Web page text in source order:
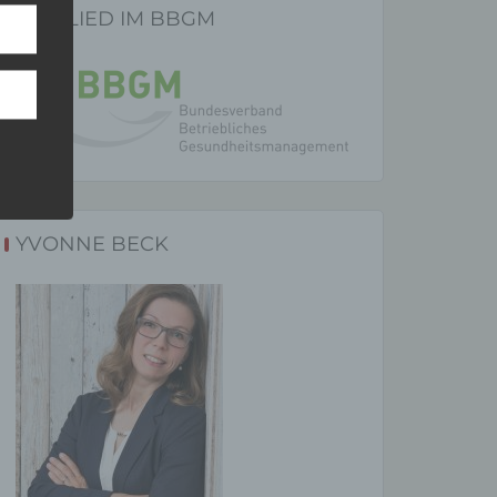
MITGLIED IM BBGM
YVONNE BECK